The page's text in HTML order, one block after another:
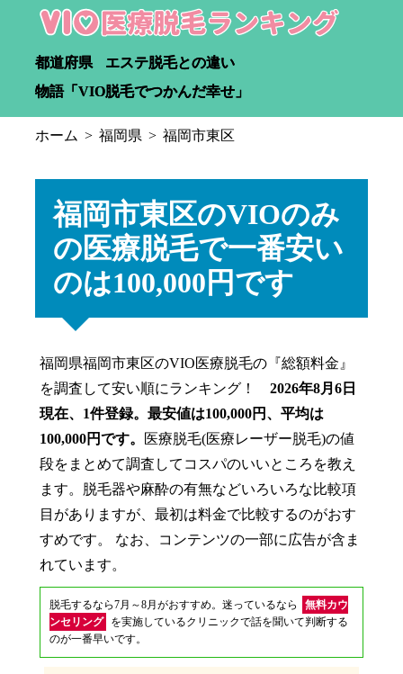
都道府県
エステ脱毛との違い
物語「VIO脱毛でつかんだ幸せ」
ホーム 福岡県 福岡市東区
福岡市東区のVIOのみ
の医療脱毛で一番安い
のは100,000円です
福岡県福岡市東区のVIO医療脱毛の『総額料金』
を調査して安い順にランキング！ 2026年8月6日
現在、1件登録。最安値は100,000円、平均は
100,000円です。
医療脱毛(医療レーザー脱毛)の値
段をまとめて調査してコスパのいいところを教え
ます。脱毛器や麻酔の有無などいろいろな比較項
目がありますが、最初は料金で比較するのがおす
すめです。 なお、コンテンツの一部に広告が含ま
れています。
脱毛するなら7月～8月がおすすめ。迷っているなら
無料カウ
ンセリング
を実施しているクリニックで話を聞いて判断する
のが一番早いです。